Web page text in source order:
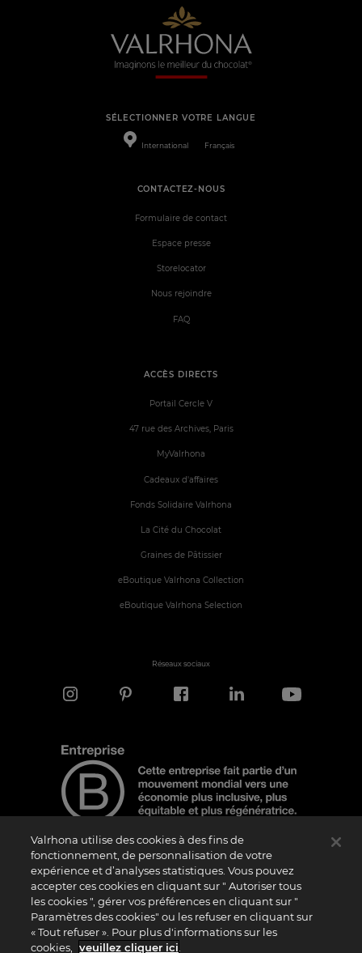
SÉLECTIONNER VOTRE LANGUE
International Français
ACCÈS DIRECTS
Portail Cercle V
47 rue des Archives, Paris
MyValrhona
Cadeaux d'affaires
Fonds Solidaire Valrhona
La Cité du Chocolat
Graines de Pâtissier
eBoutique Valrhona Collection
eBoutique Valrhona Selection
CONTACTEZ-NOUS
Formulaire de contact
Espace presse
Storelocator
Nous rejoindre
FAQ
Réseaux sociaux
Note d'information
Le logo “Certified B Corporation” est attribué par B Lab, une organisation privée à
but non lucratif, aux entreprises qui, comme la nôtre, ont réalisé avec succès le B
Impact Assessment (“BIA”) et répondent aux exigences de B Lab en matière de
performance sociale et environnementale, de responsabilité et de transparence. Il
est précisé que B Lab n’est pas un organisme d’évaluation de la conformité au sens
Valrhona utilise des cookies à des fins de
fonctionnement, de personnalisation de votre
expérience et d’analyses statistiques. Vous pouvez
accepter ces cookies en cliquant sur " Autoriser tous
les cookies ", gérer vos préférences en cliquant sur "
Paramètres des cookies" ou les refuser en cliquant sur
« Tout refuser ». Pour plus d'informations sur les
cookies,
veuillez cliquer ici